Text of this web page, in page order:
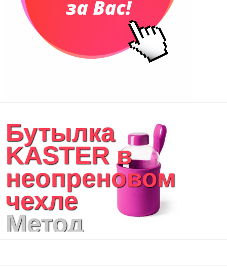
Бутылка
KASTER в
неопреновом
чехле
Метод